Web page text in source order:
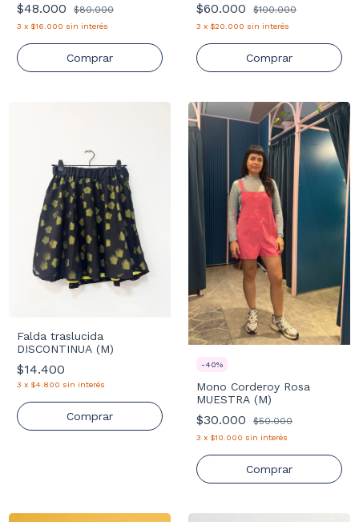
$48.000 $80.000
3 x $16.000 sin interés
Comprar
$60.000 $100.000
3 x $20.000 sin interés
Comprar
Falda traslucida
DISCONTINUA (M)
$14.400
3 x $4.800 sin interés
Comprar
-40%
Mono Corderoy Rosa
MUESTRA (M)
$30.000 $50.000
3 x $10.000 sin interés
Comprar